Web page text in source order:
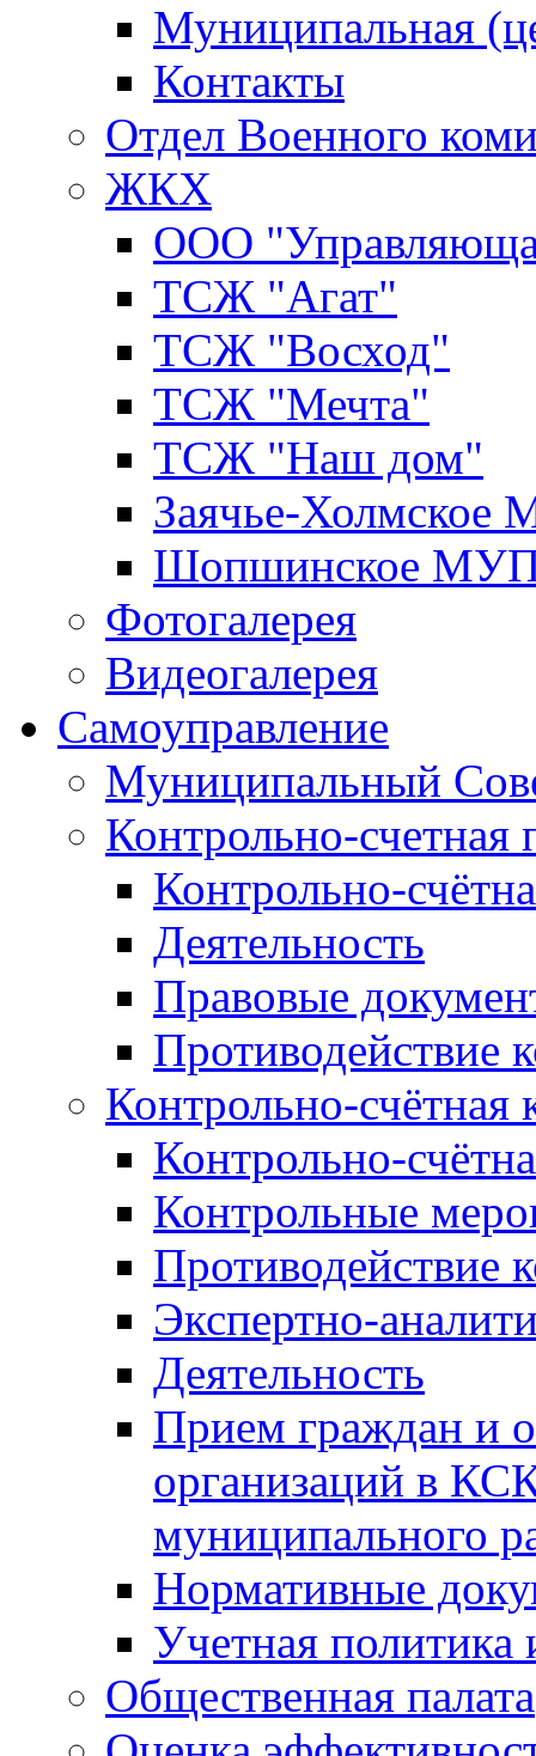
Муниципальная
Контакты
Отдел Военного
ЖКХ
ООО
ТСЖ "Агат"
ТСЖ "Восход"
ТСЖ "Мечта"
ТСЖ "Наш дом"
Заячье-
Шопшинское
Фотогалерея
Видеогалерея
Самоуправление
Муниципальный
Контрольно-счетная
Контрольно-
Деятельность
Правовые
Противодействие
Контрольно-счётная
Контрольно-
Контрольные
Противодействие
Экспертно-
Деятельность
Прием граждан и
организаций в
муниципального
Нормативные
Учетная политика
Общественная палата